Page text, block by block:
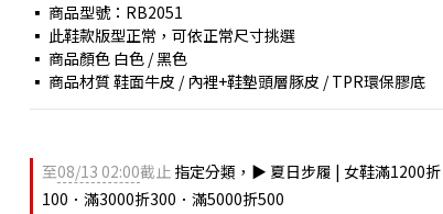
▪︎ 商品型號：RB2051
▪︎ 此鞋款版型正常，可依正常尺寸挑選
▪︎ 商品顏色 白色 / 黑色
▪︎ 商品材質 鞋面牛皮 / 內裡+鞋墊頭層豚皮 / TPR環保膠底
至08/13 02:00截止 指定分類，▶︎ 夏日步履 | 女鞋滿1200折
100．滿3000折300．滿5000折500